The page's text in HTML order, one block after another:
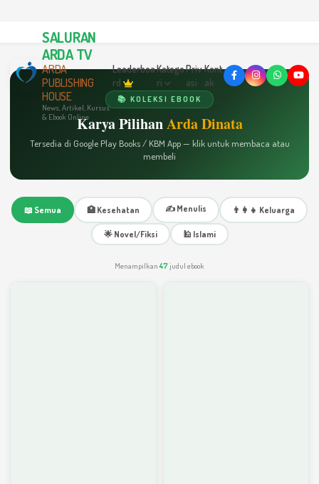
SALURAN
ARDA TV
ARDA
PUBLISHING
HOUSE
News, Artikel, Kursus
& Ebook Online
Leaderboa
rd
Katego
ri
Priv
asi
Kont
ak
📚 KOLEKSI EBOOK
Karya PilihanArda Dinata
Tersedia di Google Play Books / KBM App — klik untuk membaca atau
membeli
📖 Semua 🏥 Kesehatan ✍️ Menulis 👨‍👩‍👧 Keluarga
🌟 Novel/Fiksi 🕌 Islami
Menampilkan47 judul ebook